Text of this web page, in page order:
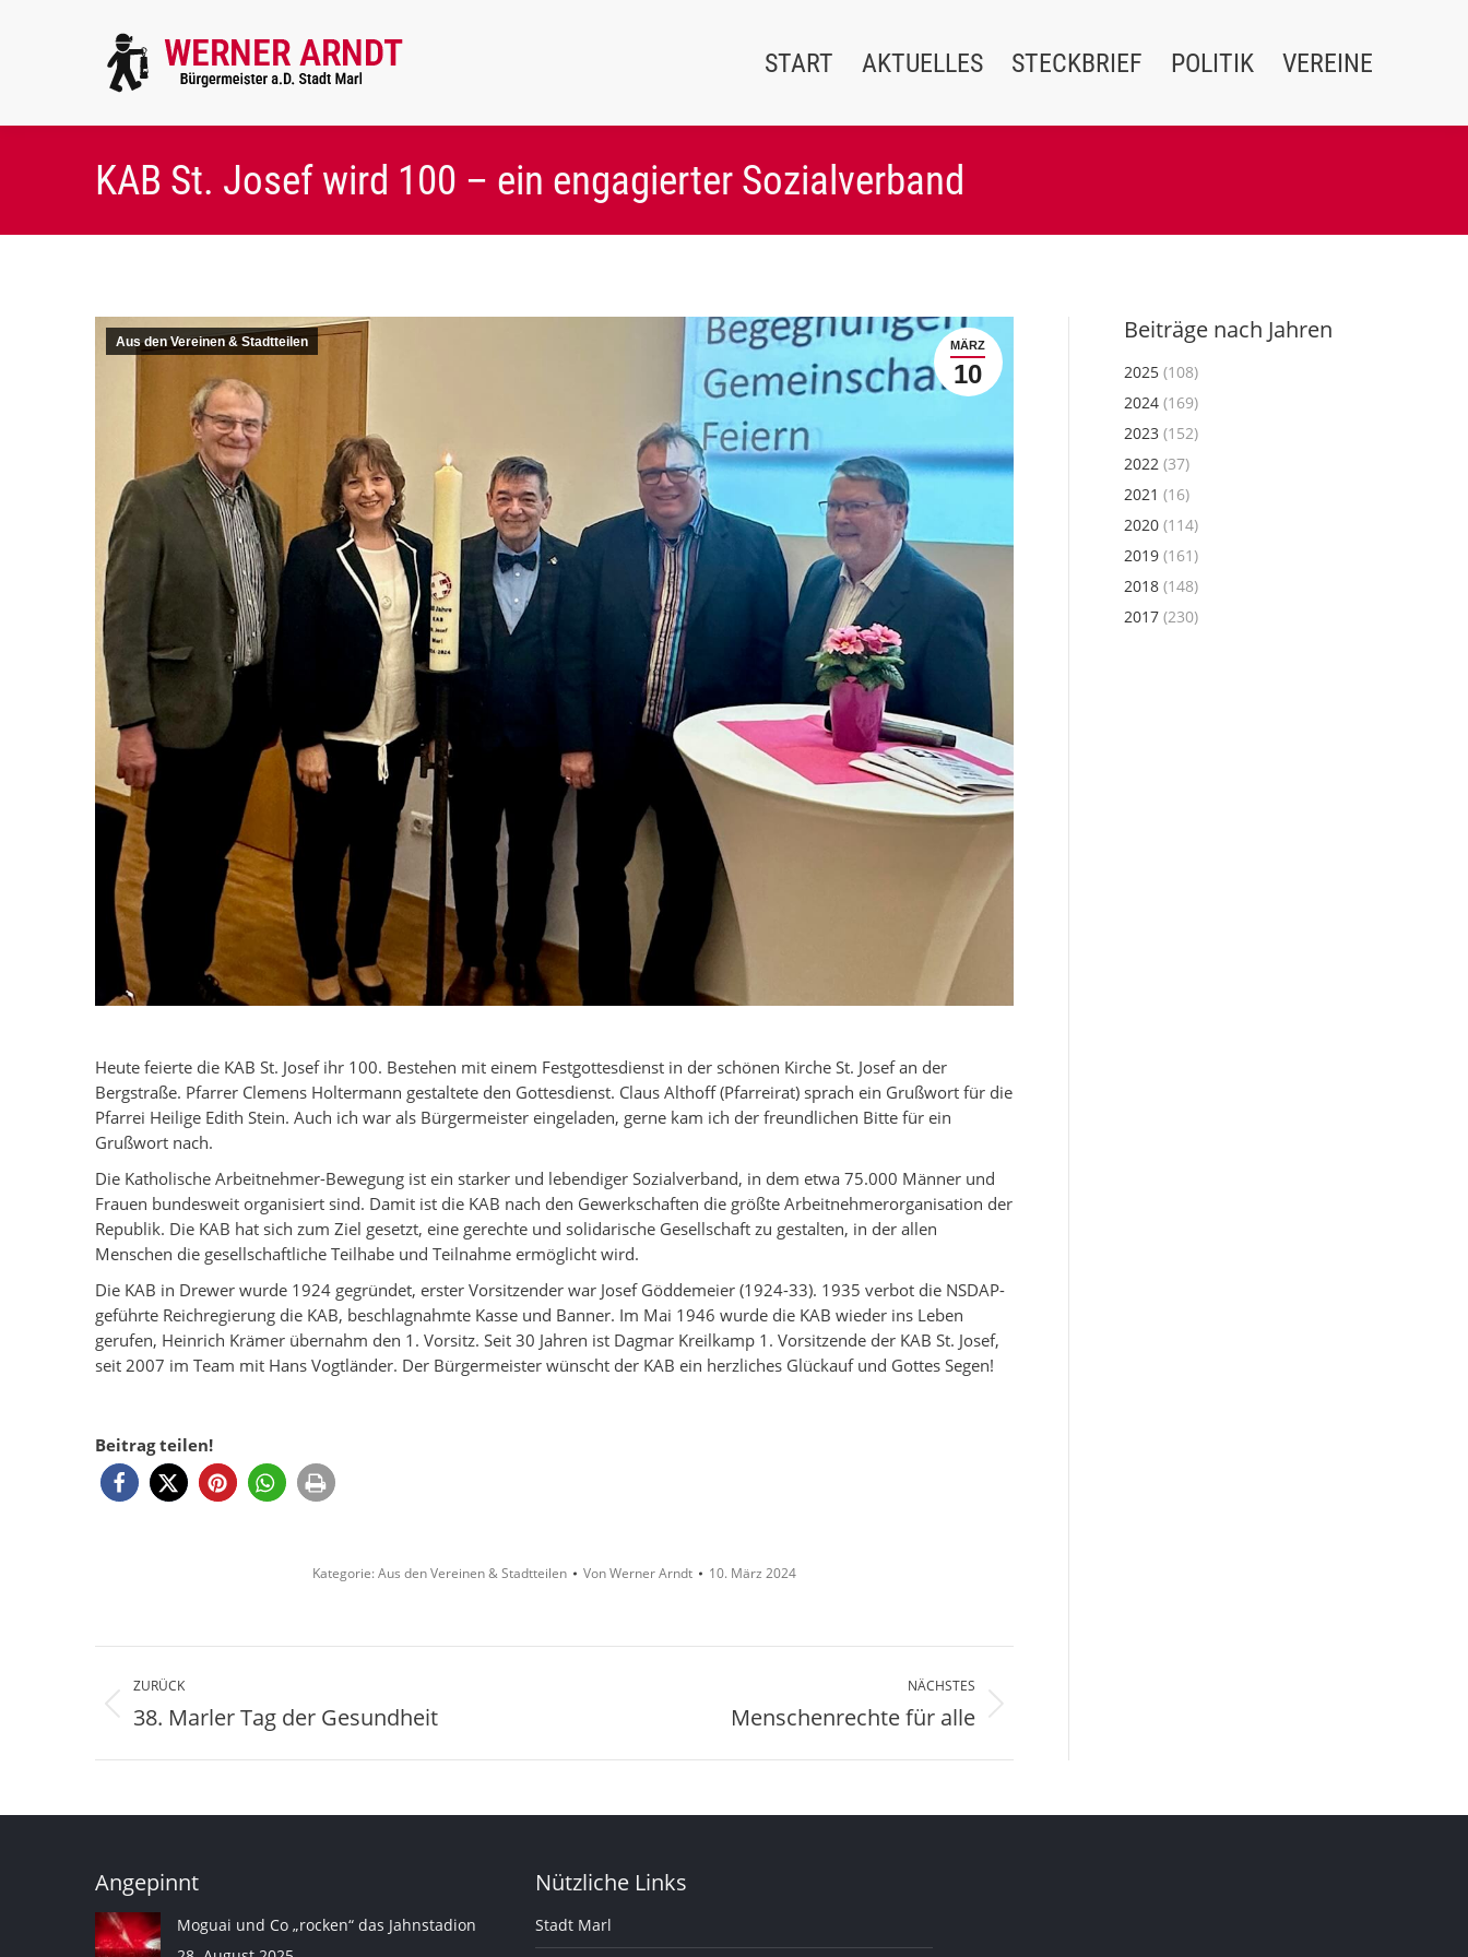
START AKTUELLES STECKBRIEF POLITIK VEREINE
KAB St. Josef wird 100 – ein engagierter Sozialverband
MÄRZ
10
Aus den Vereinen & Stadtteilen
Heute feierte die KAB St. Josef ihr 100. Bestehen mit einem Festgottesdienst in der schönen Kirche St. Josef an der
Bergstraße. Pfarrer Clemens Holtermann gestaltete den Gottesdienst. Claus Althoff (Pfarreirat) sprach ein Grußwort für die
Pfarrei Heilige Edith Stein. Auch ich war als Bürgermeister eingeladen, gerne kam ich der freundlichen Bitte für ein
Grußwort nach.
Die Katholische Arbeitnehmer-Bewegung ist ein starker und lebendiger Sozialverband, in dem etwa 75.000 Männer und
Frauen bundesweit organisiert sind. Damit ist die KAB nach den Gewerkschaften die größte Arbeitnehmerorganisation der
Republik. Die KAB hat sich zum Ziel gesetzt, eine gerechte und solidarische Gesellschaft zu gestalten, in der allen
Menschen die gesellschaftliche Teilhabe und Teilnahme ermöglicht wird.
Die KAB in Drewer wurde 1924 gegründet, erster Vorsitzender war Josef Göddemeier (1924-33). 1935 verbot die NSDAP-
geführte Reichregierung die KAB, beschlagnahmte Kasse und Banner. Im Mai 1946 wurde die KAB wieder ins Leben
gerufen, Heinrich Krämer übernahm den 1. Vorsitz. Seit 30 Jahren ist Dagmar Kreilkamp 1. Vorsitzende der KAB St. Josef,
seit 2007 im Team mit Hans Vogtländer. Der Bürgermeister wünscht der KAB ein herzliches Glückauf und Gottes Segen!
Beitrag teilen!
Kategorie:Aus den Vereinen & Stadtteilen VonWerner Arndt 10. März 2024
Kommentarnavigation
ZURÜCK
Vorheriger
38. Marler Tag der Gesundheit
NÄCHSTES
Menschenrechte für alle
Beiträge nach Jahren
2025(108)
2024(169)
2023(152)
2022(37)
2021 (16)
2020(114)
2019(161)
2018(148)
2017(230)
Angepinnt
Moguai und Co „rocken“ das Jahnstadion
Nützliche Links
Stadt Marl